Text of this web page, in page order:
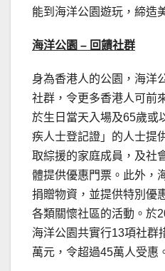
能到海洋公園遊玩，締造
海洋公園 – 回饋社群
身為香港人的公園，海洋
社群，令更多香港人可前
於生日當天入場及65歲或
疾人士登記證」的人士提
取綜援的家庭成員，及社
體提供優惠門票。此外，
捐贈物資，並提供特別優
各類關懷社區的活動。於
海洋公園共實行13項社群
萬元，令超過45萬人受惠